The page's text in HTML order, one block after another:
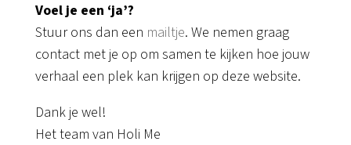
Voel je een ‘ja’?
Stuur ons dan een mailtje. We nemen graag
contact met je op om samen te kijken hoe jouw
verhaal een plek kan krijgen op deze website.
Dank je wel!
Het team van Holi Me